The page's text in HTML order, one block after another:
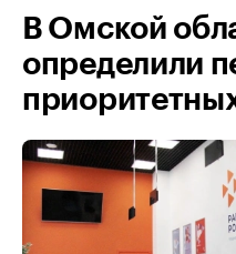
В Омской
определили